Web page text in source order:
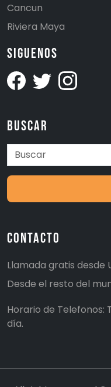
Cancun
Riviera Maya
Siguenos
Buscar
Contacto
Llamada gratis desde
Desde el resto del
Horario de Telefonos:
día.